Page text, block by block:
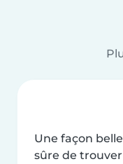
Une façon
sûre de